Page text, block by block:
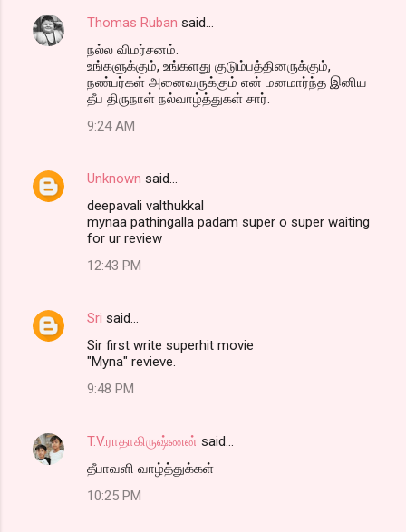
Thomas Ruban said…
நல்ல விமர்சனம்.
உங்களுக்கும், உங்களது குடும்பத்தினருக்கும்,
நண்பர்கள் அனைவருக்கும் என் மனமார்ந்த இனிய
தீப திருநாள் நல்வாழ்த்துகள் சார்.
9:24 AM
Unknown said…
deepavali valthukkal
mynaa pathingalla padam super o super waiting
for ur review
12:43 PM
Sri said…
Sir first write superhit movie
"Myna" revieve.
9:48 PM
T.V.ராதாகிருஷ்ணன் said…
தீபாவளி வாழ்த்துக்கள்
10:25 PM